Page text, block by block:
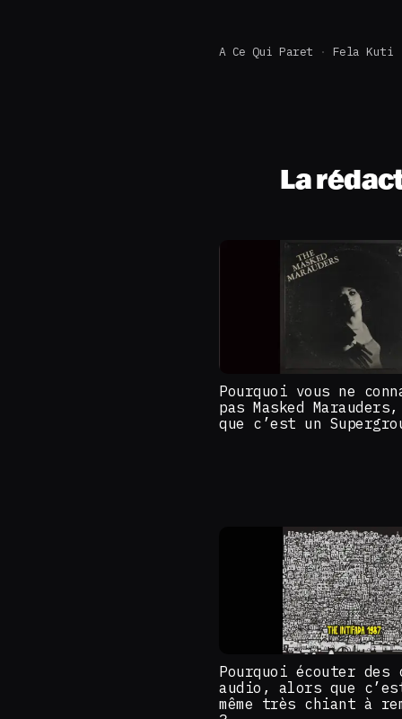
A Ce Qui Paret Fela Kuti
La
Pourquoi vous ne
pas Masked
que c’est un
Pourquoi écouter des
audio, alors que
même très chiant à